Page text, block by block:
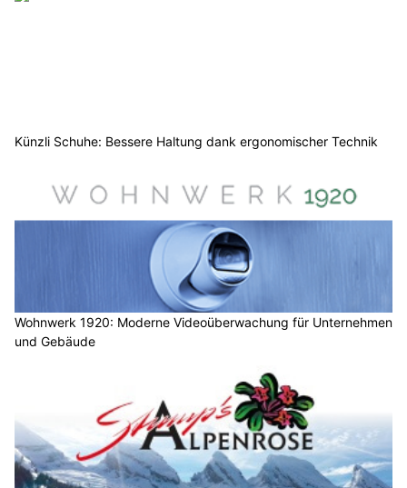
Künzli Schuhe: Bessere Haltung dank ergonomischer Technik
Wohnwerk 1920: Moderne Videoüberwachung für Unternehmen
und Gebäude